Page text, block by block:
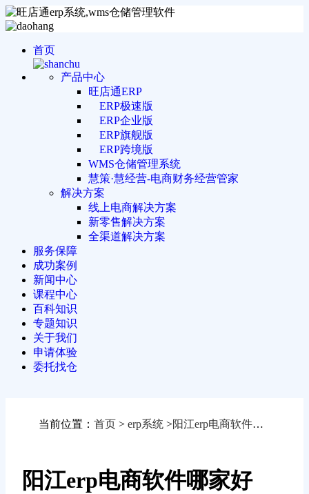
首页
产品中心
旺店通ERP
ERP极速版
ERP企业版
ERP旗舰版
ERP跨境版
WMS仓储管理系统
慧策·慧经营-电商财务经营管家
解决方案
线上电商解决方案
新零售解决方案
全渠道解决方案
服务保障
成功案例
新闻中心
课程中心
百科知识
专题知识
关于我们
申请体验
委托找仓
当前位置： 首页 > erp系统 >阳江erp电商软件哪家好
阳江erp电商软件哪家好